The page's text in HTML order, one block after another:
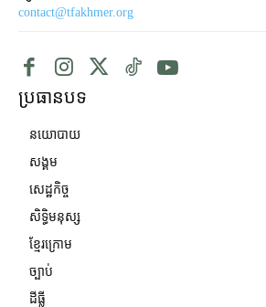
contact@tfakhmer.org
ប្រធានបទ
នយោបាយ
សង្គម
សេដ្ឋកិច្ច
សិទ្ធិមនុស្ស
ខ្មែរក្រោម
ច្បាប់
ដីធ្លី